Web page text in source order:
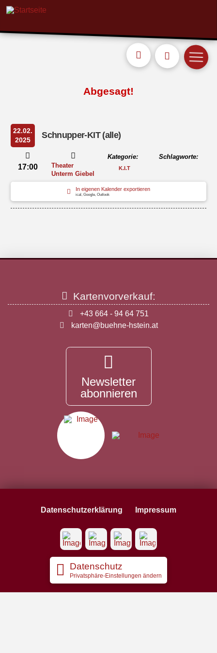
Abgesagt!
22.02.
2025
Schnupper-KIT (alle)
17:00
Theater
Unterm Giebel
Kategorie:
K.I.T
Schlagworte:
In eigenen Kalender exportieren
ical, Google, Outlook
Kartenvorverkauf:
+43 664 - 94 64 751
karten@buehne-hstein.at
Newsletter
abonnieren
Datenschutzerklärung Impressum
Datenschutz
Privatsphäre-Einstellungen ändern